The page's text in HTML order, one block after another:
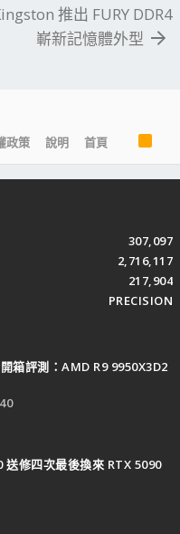
推出 FURY DDR4
嶄新記憶體外型
政策 說明 首頁
R
S
S
307,097
2,716,117
217,904
PRECISION
箱評測：AMD R9 9950X3D2
送修四次最後換來 RTX 5090